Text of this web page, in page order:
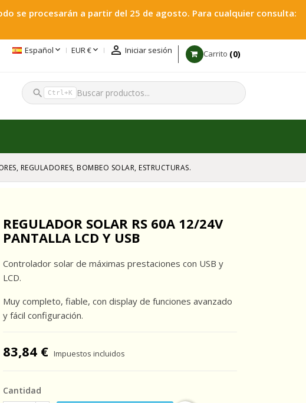
se procesarán a partir del 25 de agosto. Para cualquier consulta:
Español EUR €  Iniciar sesión Carrito 0
search Ctrl+K
REGULADORES, BOMBEO SOLAR, ESTRUCTURAS.
REGULADOR SOLAR RS 60A 12/24V
PANTALLA LCD Y USB
Controlador solar de máximas prestaciones con USB y
LCD.
Muy completo, fiable, con display de funciones avanzado
y fácil configuración.
83,84 € Impuestos incluidos
Cantidad